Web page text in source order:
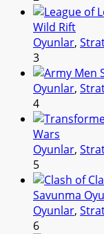
Wild Rift
Oyunlar,
3
Oyunlar,
4
Wars
Oyunlar,
5
Savunma
Oyunlar,
6